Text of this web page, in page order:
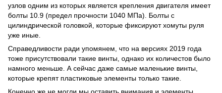
узлов одним из которых является крепления двигателя имеет
болты 10.9 (предел прочности 1040 МПа). Болты с
цилиндрической головкой, которые фиксируют хомуты руля
уже иные.
Справедливости ради упомянем, что на версиях 2019 года
тоже присутствовали такие винты, однако их количестов было
намного меньше. А сейчас даже самые маленькие винты,
которые крепят пластиковые элементы только такие.
Конечно же не могли мы оставить внимания и элементы